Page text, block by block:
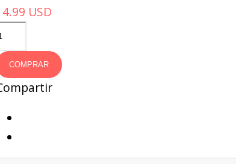
USD
COMPRAR